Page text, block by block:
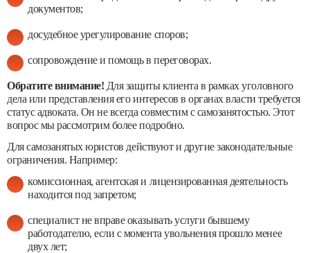
документов;
досудебное урегулирование споров;
сопровождение и помощь в переговорах.
Обратите внимание! Для защиты клиента в рамках уголовного
дела или представления его интересов в органах власти требуется
статус адвоката. Он не всегда совместим с самозанятостью. Этот
вопрос мы рассмотрим более подробно.
Для самозанятых юристов действуют и другие законодательные
ограничения. Например:
комиссионная, агентская и лицензированная деятельность
находится под запретом;
специалист не вправе оказывать услуги бывшему
работодателю, если с момента увольнения прошло менее
двух лет;